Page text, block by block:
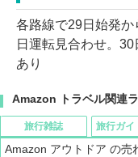
各路線で29日始発
日運転見合わせ。
あり
Amazon トラベル関連
旅行雑誌 旅行ガイ
Amazon アウトドア の売